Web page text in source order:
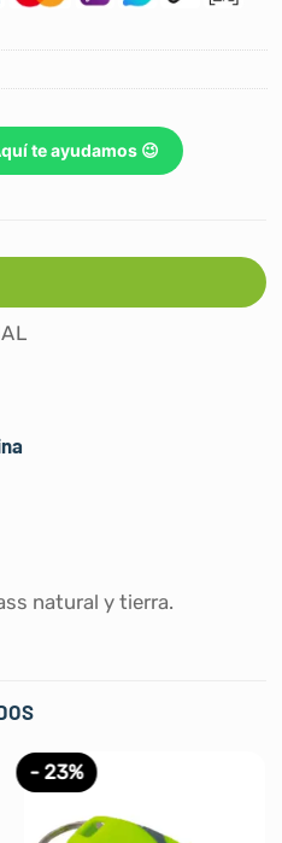
te ayudamos 😉
natural y tierra.
- 23%